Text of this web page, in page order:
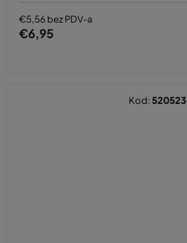
€5,56 bez PDV-a
€6,95
Kod: 520523